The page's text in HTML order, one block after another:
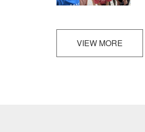
VIEW MORE